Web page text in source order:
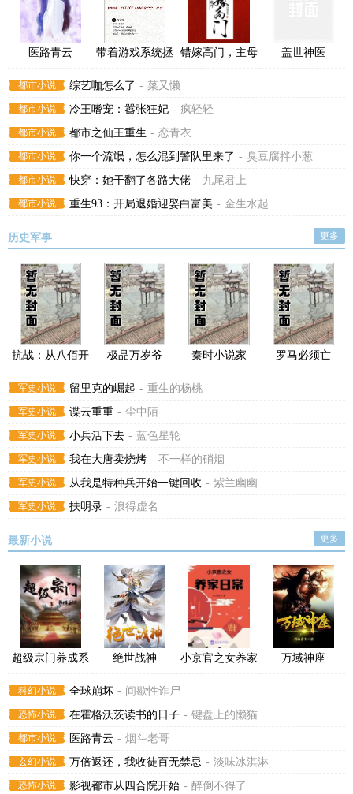
医路青云
带着游戏系统拯
错嫁高门，主母
盖世神医
都市小说 综艺咖怎么了 - 菜又懒
都市小说 冷王嗜宠：嚣张狂妃 - 疯轻轻
都市小说 都市之仙王重生 - 恋青衣
都市小说 你一个流氓，怎么混到警队里来了 - 臭豆腐拌小葱
都市小说 快穿：她干翻了各路大佬 - 九尾君上
都市小说 重生93：开局退婚迎娶白富美 - 金生水起
历史军事 更多
抗战：从八佰开
极品万岁爷 秦时小说家 罗马必须亡
军史小说 留里克的崛起 - 重生的杨桃
军史小说 谍云重重 - 尘中陌
军史小说 小兵活下去 - 蓝色星轮
军史小说 我在大唐卖烧烤 - 不一样的硝烟
军史小说 从我是特种兵开始一键回收 - 紫兰幽幽
军史小说 扶明录 - 浪得虚名
最新小说 更多
超级宗门养成系
绝世战神
小京官之女养家
万域神座
科幻小说 全球崩坏 - 间歇性诈尸
恐怖小说 在霍格沃茨读书的日子 - 键盘上的懒猫
都市小说 医路青云 - 烟斗老哥
玄幻小说 万倍返还，我收徒百无禁忌 - 淡味冰淇淋
恐怖小说 影视都市从四合院开始 - 醉倒不得了